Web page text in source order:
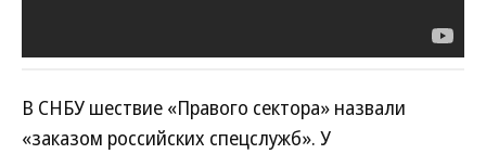
В СНБУ шествие «Правого сектора» назвали
«заказом российских спецслужб». У